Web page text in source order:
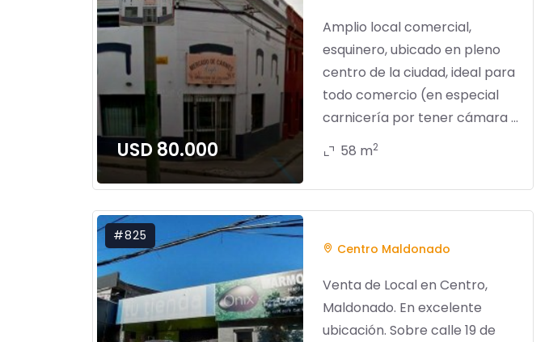
USD 80.000
Amplio local comercial,
esquinero, ubicado en pleno
centro de la ciudad, ideal para
todo comercio (en especial
carnicería por tener cámara ...
58 m2
#825
Centro Maldonado
Venta de Local en Centro,
Maldonado. En excelente
ubicación. Sobre calle 19 de